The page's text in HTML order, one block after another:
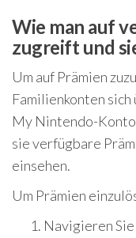
Wie man auf
zugreift und
Um auf Prämien
Familienkonten
My Nintendo-Konto
sie verfügbare
einsehen.
Um Prämien
Navigieren